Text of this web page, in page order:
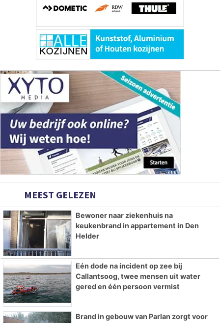
MEEST GELEZEN
Bewoner naar ziekenhuis na
keukenbrand in appartement in Den
Helder
Eén dode na incident op zee bij
Callantsoog, twee mensen uit water
gered en één persoon vermist
Brand in gebouw van Parlan zorgt voor